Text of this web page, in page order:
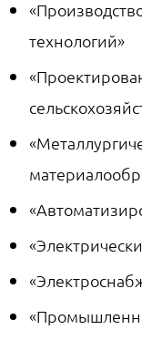
технологий»